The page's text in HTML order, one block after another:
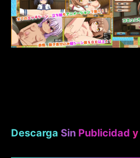
Descarga Sin Publicidad y